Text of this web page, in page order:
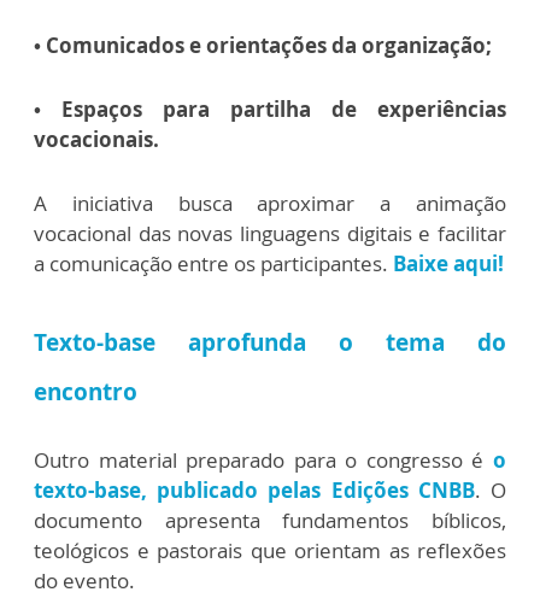
• Comunicados e orientações da organização;
• Espaços para partilha de experiências
vocacionais.
A iniciativa busca aproximar a animação
vocacional das novas linguagens digitais e facilitar
a comunicação entre os participantes. Baixe aqui!
Texto-base aprofunda o tema do
encontro
Outro material preparado para o congresso é o
texto-base, publicado pelas Edições CNBB. O
documento apresenta fundamentos bíblicos,
teológicos e pastorais que orientam as reflexões
do evento.